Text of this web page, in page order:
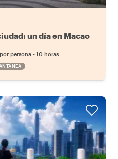
un día en Macao
por persona • 10 horas